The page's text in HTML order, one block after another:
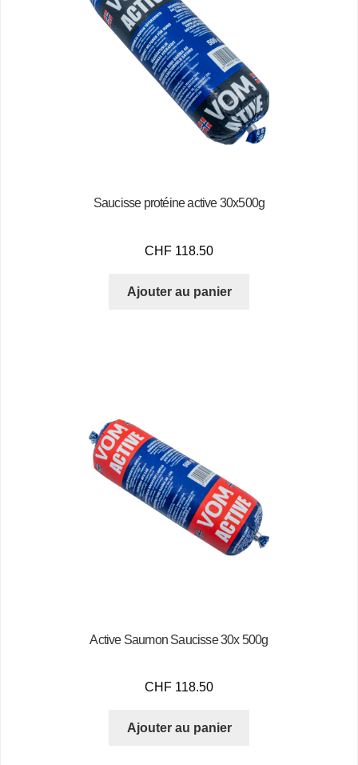
Saucisse protéine active 30x500g
CHF 118.50
Ajouter au panier
Active Saumon Saucisse 30x 500g
CHF 118.50
Ajouter au panier